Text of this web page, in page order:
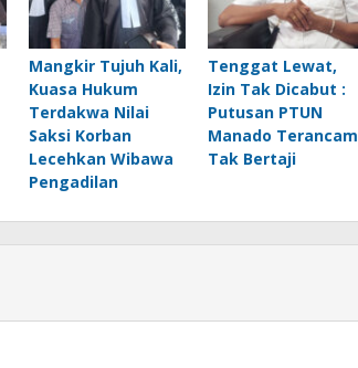
Mangkir Tujuh Kali,
Kuasa Hukum
Terdakwa Nilai
Saksi Korban
Lecehkan Wibawa
Pengadilan
Tenggat Lewat,
Izin Tak Dicabut :
Putusan PTUN
Manado Terancam
Tak Bertaji